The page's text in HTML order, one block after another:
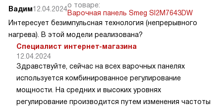
Вадим12.04.2024о товаре:
Варочная панель Smeg SI2M7643DW
Интересует безимпульсная технология (непрерывного
нагрева). В этой модели реализована?
Специалист интернет-магазина
12.04.2024
Здравствуйте, сейчас на всех варочных панелях
используется комбинированное регулирование
мощности. На средних и высоких уровнях
регулирование производится путем изменения частоты